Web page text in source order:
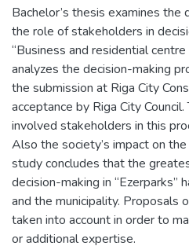
Bachelor’s thesis examines
the role of stakeholders in
“Business and residential
analyzes the decision-making
the submission at Riga City
acceptance by Riga City
involved stakeholders in this
Also the society’s impact on
study concludes that the
decision-making in
and the municipality. Proposals
taken into account in order to
or additional expertise.